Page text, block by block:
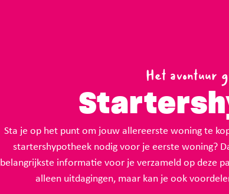
Het avontuur
Sta je op het punt om jouw allereerste woning te
startershypotheek nodig voor je eerste woning?
belangrijkste informatie voor je verzameld op deze
alleen uitdagingen, maar kan je ook